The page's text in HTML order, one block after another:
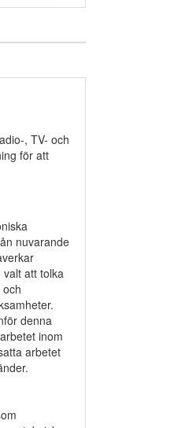
, TV- och
för att
nuvarande
att tolka
denna
inom
arbetet